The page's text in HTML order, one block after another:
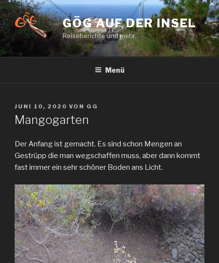
Zum
Inhalt
springen
GÖG AUF DER INSEL
Reiseberichte und mehr.
Menü
VERÖFFENTLICHT
AM
JUNI 10, 2020 VON GG
Mangogarten
Der Anfang ist gemacht. Es sind schon Mengen an
Gestrüpp die man wegschaffen muss, aber dann kommt
fast immer ein sehr schöner Boden ans Licht.